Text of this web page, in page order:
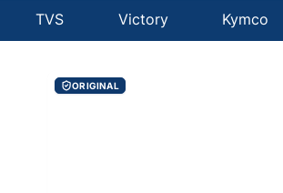
TVS Victory Kymco
ORIGINAL